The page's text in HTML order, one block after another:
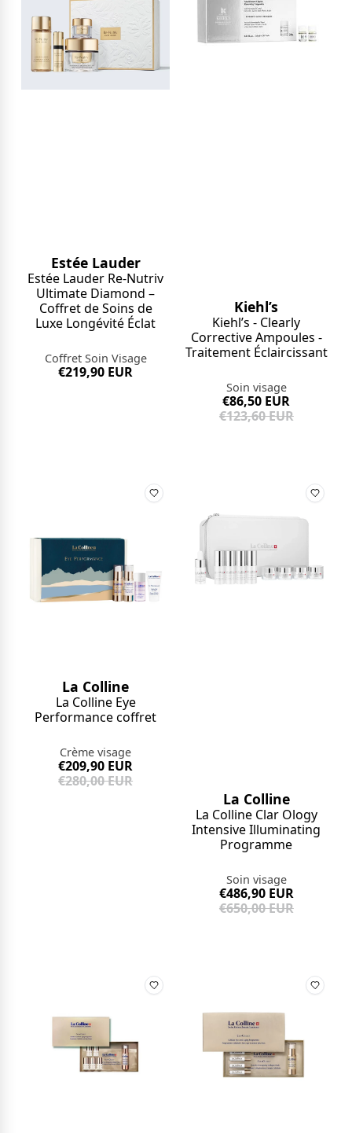
Estée Lauder
Estée Lauder Re-Nutriv
Ultimate Diamond –
Coffret de Soins de
Luxe Longévité Éclat
Coffret Soin Visage
€219,90 EUR
Kiehl’s
Kiehl’s - Clearly
Corrective Ampoules -
Traitement Éclaircissant
Soin visage
€86,50 EUR
€123,60 EUR
La Colline
La Colline Eye
Performance coffret
Crème visage
€209,90 EUR
€280,00 EUR
La Colline
La Colline Clar Ology
Intensive Illuminating
Programme
Soin visage
€486,90 EUR
€650,00 EUR